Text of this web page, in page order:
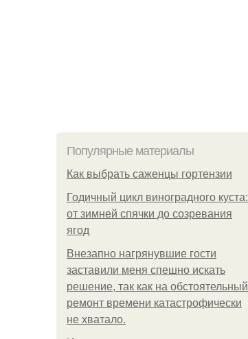
Популярные материалы
Как выбрать саженцы гортензии
Годичный цикл виноградного куста:
от зимней спячки до созревания
ягод
Внезапно нагрянувшие гости
заставили меня спешно искать
решение, так как на обстоятельный
ремонт времени катастрофически
не хватало.